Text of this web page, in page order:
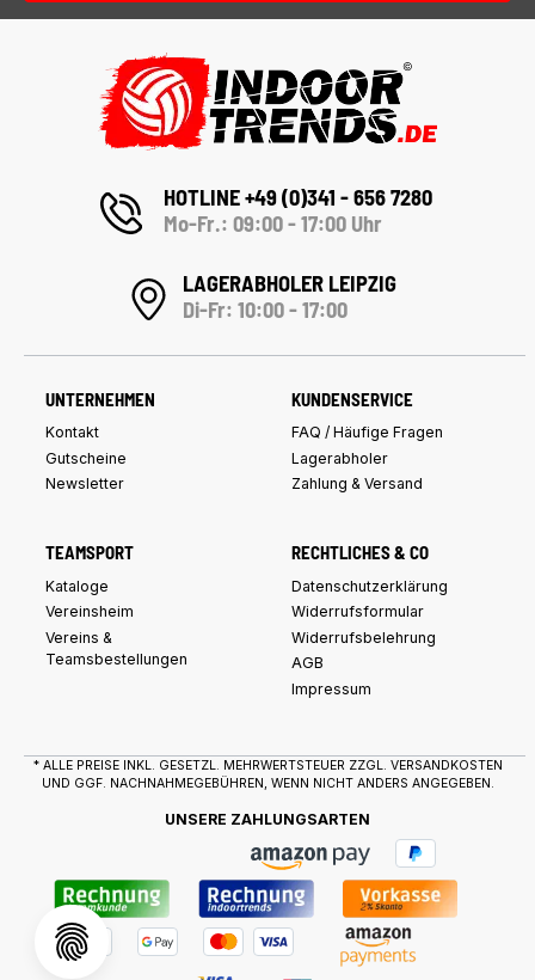
HOTLINE +49 (0)341 - 656 7280
Mo-Fr.: 09:00 - 17:00 Uhr
LAGERABHOLER LEIPZIG
Di-Fr: 10:00 - 17:00
UNTERNEHMEN
Kontakt
Gutscheine
Newsletter
KUNDENSERVICE
FAQ / Häufige Fragen
Lagerabholer
Zahlung & Versand
TEAMSPORT
Kataloge
Vereinsheim
Vereins &
Teamsbestellungen
RECHTLICHES & CO
Datenschutzerklärung
Widerrufsformular
Widerrufsbelehrung
AGB
Impressum
* ALLE PREISE INKL. GESETZL. MEHRWERTSTEUER ZZGL. VERSANDKOSTEN
UND GGF. NACHNAHMEGEBÜHREN, WENN NICHT ANDERS ANGEGEBEN.
UNSERE ZAHLUNGSARTEN